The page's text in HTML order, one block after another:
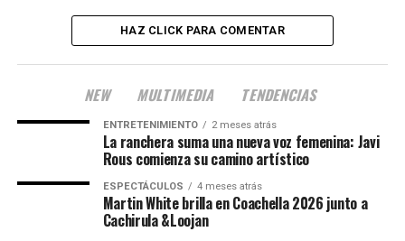
HAZ CLICK PARA COMENTAR
NEW MULTIMEDIA TENDENCIAS
ENTRETENIMIENTO 2 meses atrás
La ranchera suma una nueva voz femenina: Javi
Rous comienza su camino artístico
ESPECTÁCULOS 4 meses atrás
Martin White brilla en Coachella 2026 junto a
Cachirula &Loojan